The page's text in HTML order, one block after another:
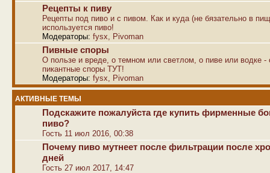
Рецепты к пиву
Рецепты под пиво и с пивом. Как и куда (не бязательно в
используется пиво!
Модераторы: fysx Pivoman
Пивные споры
О пользе и вреде, о темном или светлом, о пиве или водке -
пикантные споры ТУТ!
Модераторы: fysx Pivoman
АКТИВНЫЕ ТЕМЫ
Подскажите пожалуйста где купить фирменные
пиво?
Гость 11 июл 2016, 00:38
Почему пиво мутнеет после фильтрации после
дней
Гость 27 июл 2017, 14:47